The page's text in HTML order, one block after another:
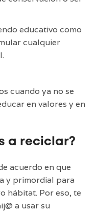
educativo como
cualquier
cuando ya no se
en valores y en
a reciclar?
acuerdo en que
y primordial para
hábitat. Por eso, te
a usar su